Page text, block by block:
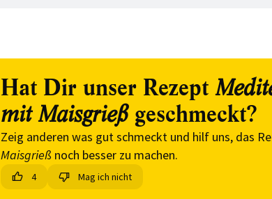
Hat Dir unser Rezept
mit Maisgrießgeschmeckt?
Zeig anderen was gut schmeckt und hilf uns, das
Maisgrieß noch besser zu machen.
4 Mag ich nicht